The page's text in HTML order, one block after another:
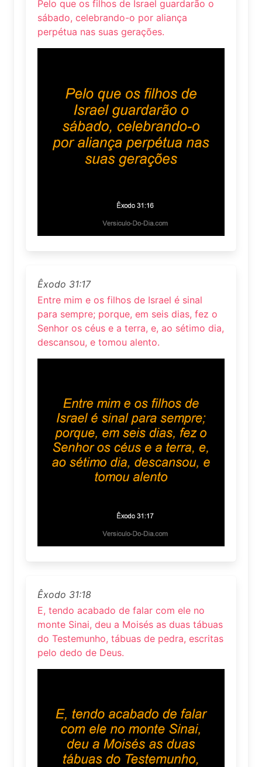
Pelo que os filhos de Israel guardarão o
sábado, celebrando-o por aliança
perpétua nas suas gerações.
Êxodo 31:17
Entre mim e os filhos de Israel é sinal
para sempre; porque, em seis dias, fez o
Senhor os céus e a terra, e, ao sétimo dia,
descansou, e tomou alento.
Êxodo 31:18
E, tendo acabado de falar com ele no
monte Sinai, deu a Moisés as duas tábuas
do Testemunho, tábuas de pedra, escritas
pelo dedo de Deus.